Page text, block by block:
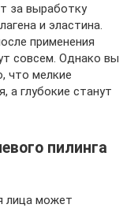
за выработку
и эластина.
применения
совсем. Однако вы
что мелкие
а глубокие станут
пилинга
лица может